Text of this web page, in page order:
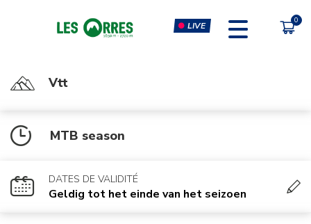
LIVE
Vtt
MTB season
DATES DE VALIDITÉ
Geldig tot het einde van het seizoen
MOUTAIN BIKE PASS
CHÈQUE CADEAU
CLIMBING & CLIP'N CLIMB
GYM, CARDIO & FITNESS